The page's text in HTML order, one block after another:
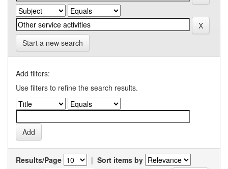
Start a new search
Add filters:
Use filters to refine the search results.
Results/Page | Sort items by